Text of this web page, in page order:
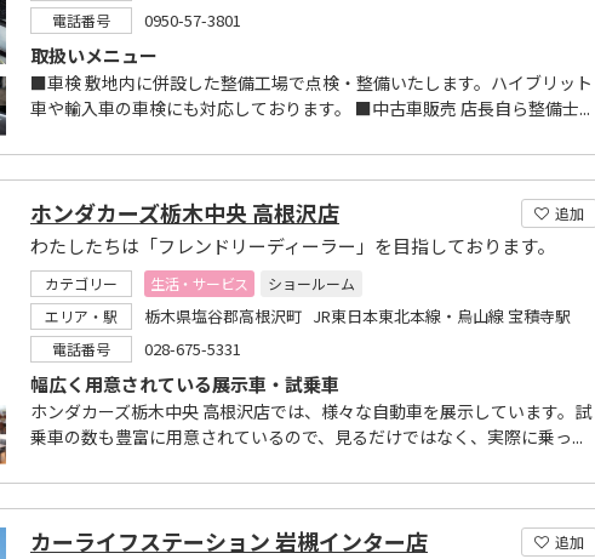
電話番号 0950-57-3801
取扱いメニュー
■車検 敷地内に併設した整備工場で点検・整備いたします。ハイブリット
車や輸入車の車検にも対応しております。 ■中古車販売 店長自ら整備士...
追加
ホンダカーズ栃木中央 高根沢店
わたしたちは「フレンドリーディーラー」を目指しております。
カテゴリー 生活・サービス
ショールーム
エリア・駅
栃木県塩谷郡高根沢町 JR東日本東北本線・烏山線 宝積寺駅
電話番号 028-675-5331
幅広く用意されている展示車・試乗車
ホンダカーズ栃木中央 高根沢店では、様々な自動車を展示しています。試
乗車の数も豊富に用意されているので、見るだけではなく、実際に乗っ...
追加
カーライフステーション 岩槻インター店